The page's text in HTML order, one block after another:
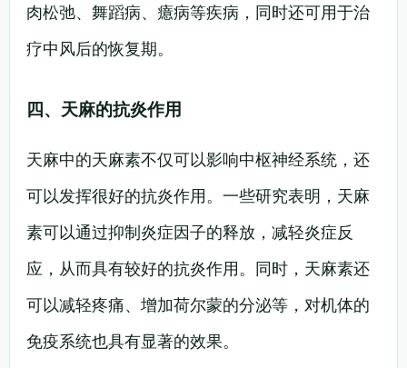
肉松弛、舞蹈病、癔病等疾病，同时还可用于治
疗中风后的恢复期。
四、天麻的抗炎作用
天麻中的天麻素不仅可以影响中枢神经系统，还
可以发挥很好的抗炎作用。一些研究表明，天麻
素可以通过抑制炎症因子的释放，减轻炎症反
应，从而具有较好的抗炎作用。同时，天麻素还
可以减轻疼痛、增加荷尔蒙的分泌等，对机体的
免疫系统也具有显著的效果。